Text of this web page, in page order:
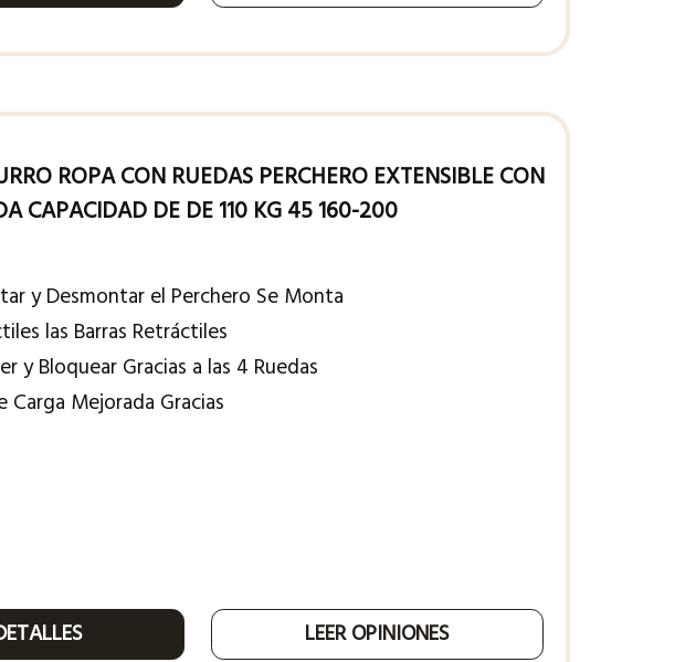
ROPA CON RUEDAS PERCHERO EXTENSIBLE CON
CAPACIDAD DE DE 110 KG 45 160-200
y Desmontar el Perchero Se Monta
las Barras Retráctiles
y Bloquear Gracias a las 4 Ruedas
Carga Mejorada Gracias
LEER OPINIONES